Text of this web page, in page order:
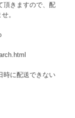
頂きますので、配
。
時に配送できない